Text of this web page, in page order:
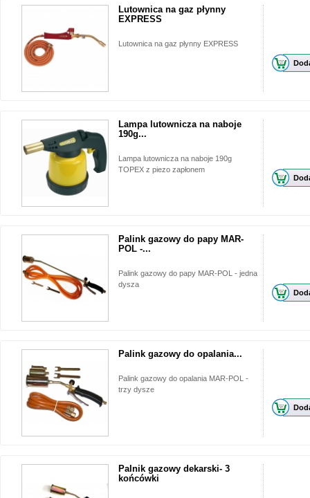
Lutownica na gaz płynny
EXPRESS
Lutownica na gaz płynny EXPRESS
Lampa lutownicza na naboje
190g...
Lampa lutownicza na naboje 190g
TOPEX z piezo zapłonem
Palink gazowy do papy MAR-
POL -...
Palink gazowy do papy MAR-POL - jedna
dysza
Palink gazowy do opalania...
Palink gazowy do opalania MAR-POL -
trzy dysze
Palnik gazowy dekarski- 3
końcówki